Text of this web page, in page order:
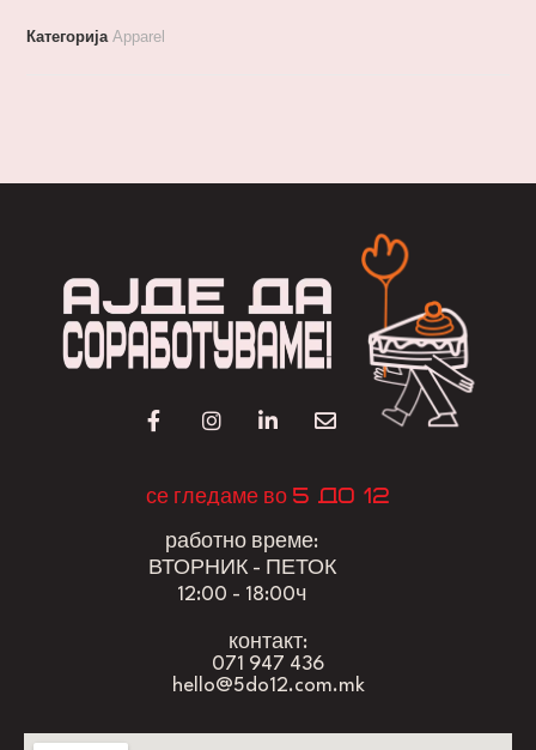
КатегоријаApparel
се гледаме во 5 до 12
работно време:
ВТОРНИК - ПЕТОК
12:00 - 18:00ч
контакт:
071 947 436
hello@5do12.com.mk